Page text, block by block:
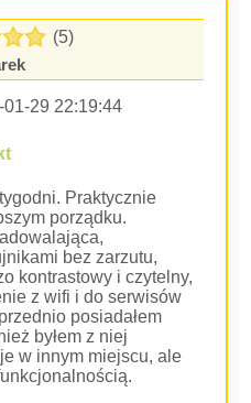
(5)
01-29 22:19:44
Praktycznie
porządku.
bez zarzutu,
kontrastowy i czytelny,
z wifi i do serwisów
posiadałem
byłem z niej
w innym miejscu, ale